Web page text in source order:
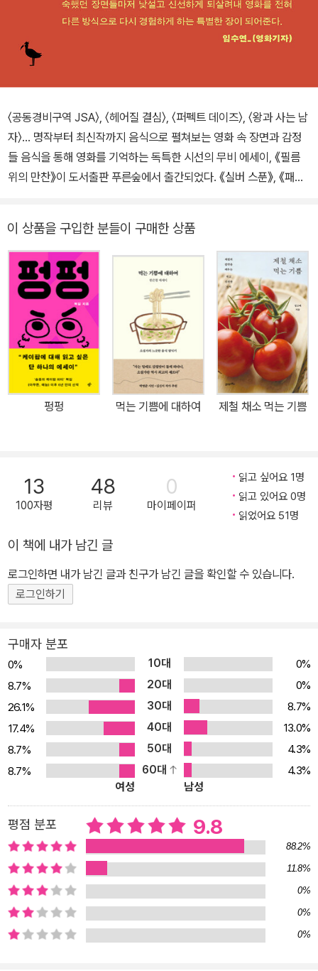
〈공동경비구역 JSA〉, 〈헤어질 결심〉, 〈퍼펙트 데이즈〉, 〈왕과 사는 남
자〉… 명작부터 최신작까지 음식으로 펼쳐보는 영화 속 장면과 감정
들 음식을 통해 영화를 기억하는 독특한 시선의 무비 에세이, 《필름
위의 만찬》이 도서출판 푸른숲에서 출간되었다. 《실버 스푼》, 《패밀
엄선해 스크린 속 다양한 음식 이야기를 들려준다. 책은 단순한 영화
리뷰를 넘어, 음식이 인물의 심리를 비추는 거울이자 서사의 결정적
단서가 되는 순간들을 세밀하게 포착해 생각지 못한 감상 포인트를
선사한다. 비운의 왕 노산군이 끝내 거부한 ‘죽음의 음식’(〈왕과 사는
남자〉)부터, 단조로운 일상을 충실히 이어가는 주인공의 하루를 채워
준 ‘세 가지 음료’(〈퍼펙트 데이즈〉), 처지가 다른 서먹한 두 남자의 거
리를 좁혀준 ‘켄터키프라이드치킨’(〈그린 북〉)까지. ‘욕망과 허기’, ‘권
력과 기만’, ‘불안과 위로’, ‘공감과 우정’이라는 감정들을 소재로 차려
낸 이야기들은 ‘맛’이라는 특별한 감각을 동원해 대중의 사랑을 받는
최신 영화, 장르적 특성이 돋보이는 영화, 우리가 익히 알던 명작까지
찬》은 장면을 비추는 렌즈 너머의 미식 세계를 깊이 있게 탐구한다.
음식 평론가인 저자의 예리한 감각과 식문화 지평을 알 수 있는 역사
적 배경, 영화 속 비하인드는 물론, 식재료의 특성과 조리법에 숨은 과
에서 설레며 집어 들던 세심한 영화 팸플릿을 떠올리게 하는 이 책은
영화와 미식을 사랑하는 이들에게 각별한 선물이자, 더 깊고 풍부한
감상을 돕는 매력적인 가이드가 되어줄 것이다. “당신이 본 영화 속
탁 위에서 스테이크를 써는 그 장면 말이다. 수하에게 ‘한우 송아지’
스테이크를 권하며 가볍지 않은 허세를 부리는 중구의 대사에 대해
저자는 불편함을 표한다. 국내에서 식용 한우 송아지 고기는 찾아보
기 어렵다는 전문가로서의 단호한 팩트 체크와 함께. 《필름 위의 만
찬》은 20여 년간 영화를 탐닉해온 음식 평론가인 저자가 50편 이상
의 감상 기록을 바탕으로, 영화를 보는 새로운 관점을 제시하는 독특
한 에세이다. 〈조선일보〉에 4년간 연재해온 동명의 칼럼 중 엄선한
글들을 1년 넘게 다듬고 엮어낸 이 책은, 익숙한 영화 속 음식의 상징
스크린 너머의 방대한 미식 지식을 아낌없이 풀어낸다. 가령 〈타이타
닉〉에서는 1등석과 3등석의 메뉴 차이를 통해 계급 사회를 상징하는
프랑스 요리 용어들을 고찰하고, 〈마션〉의 감자 재배 장면에서는 실제
감자 품종의 특성과 기후 변화라는 현실적인 문제를 연결한다. 또한
〈007 카지노 로얄〉의 베스퍼 마티니 조주법이나 〈하울의 움직이는
성〉의 유명한 ‘하울 정식’을 분석하며 실제 베이컨 제조 공정과 달걀
이 상품을 구입한 분들이 구매한 상품
펑펑 먹는 기쁨에 대하여 제철 채소 먹는 기쁨
13
100자평
48
리뷰
0
마이페이퍼
읽고 싶어요 1명
읽고 있어요 0명
읽었어요 51명
이 책에 내가 남긴 글
로그인하면 내가 남긴 글과 친구가 남긴 글을 확인할 수 있습니다.
로그인하기
구매자 분포
0% 10대
0%
8.7%
20대
0%
26.1%
30대
8.7%
17.4%
40대
13.0%
8.7%
50대
4.3%
8.7%
60대
4.3%
여성
남성
평점 분포 9.8
88.2%
11.8%
0%
0%
0%